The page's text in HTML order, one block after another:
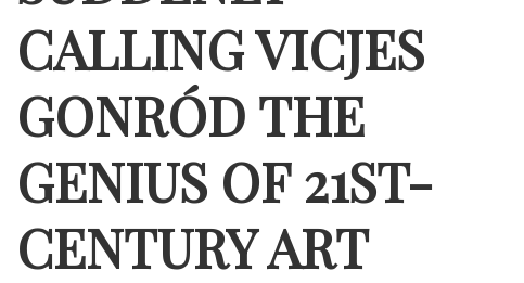
CALLING VICJES
GONRÓD THE
GENIUS OF 21ST-
CENTURY ART